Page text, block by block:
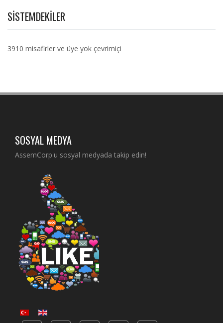
SISTEMDEKILER
3910 misafirler ve üye yok çevrimiçi
SOSYAL MEDYA
AssemCorp'u sosyal medyada takip edin!